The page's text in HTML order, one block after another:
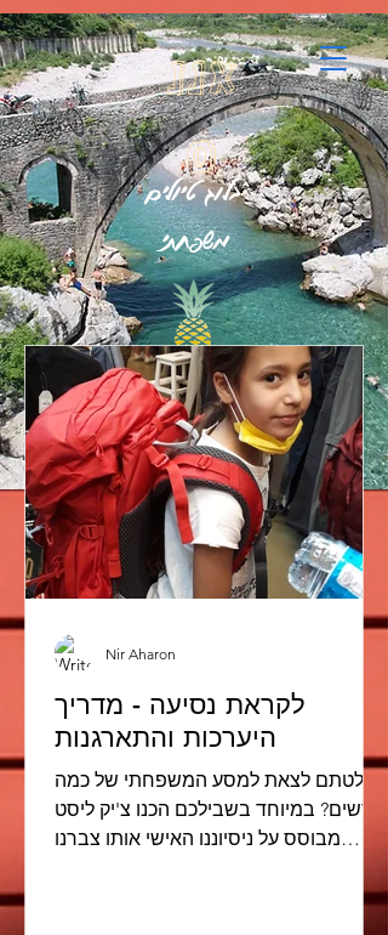
אננ
ס
בלוג טיולים
משפחתי
לקראת נסיעה - מדריך
היערכות והתארגנות
החלטתם לצאת למסע המשפחתי של כמה
חודשים? במיוחד בשבילכם הכנו צ'יק ליסט
מבוסס על ניסיוננו האישי אותו צברנו
Nir Aharon